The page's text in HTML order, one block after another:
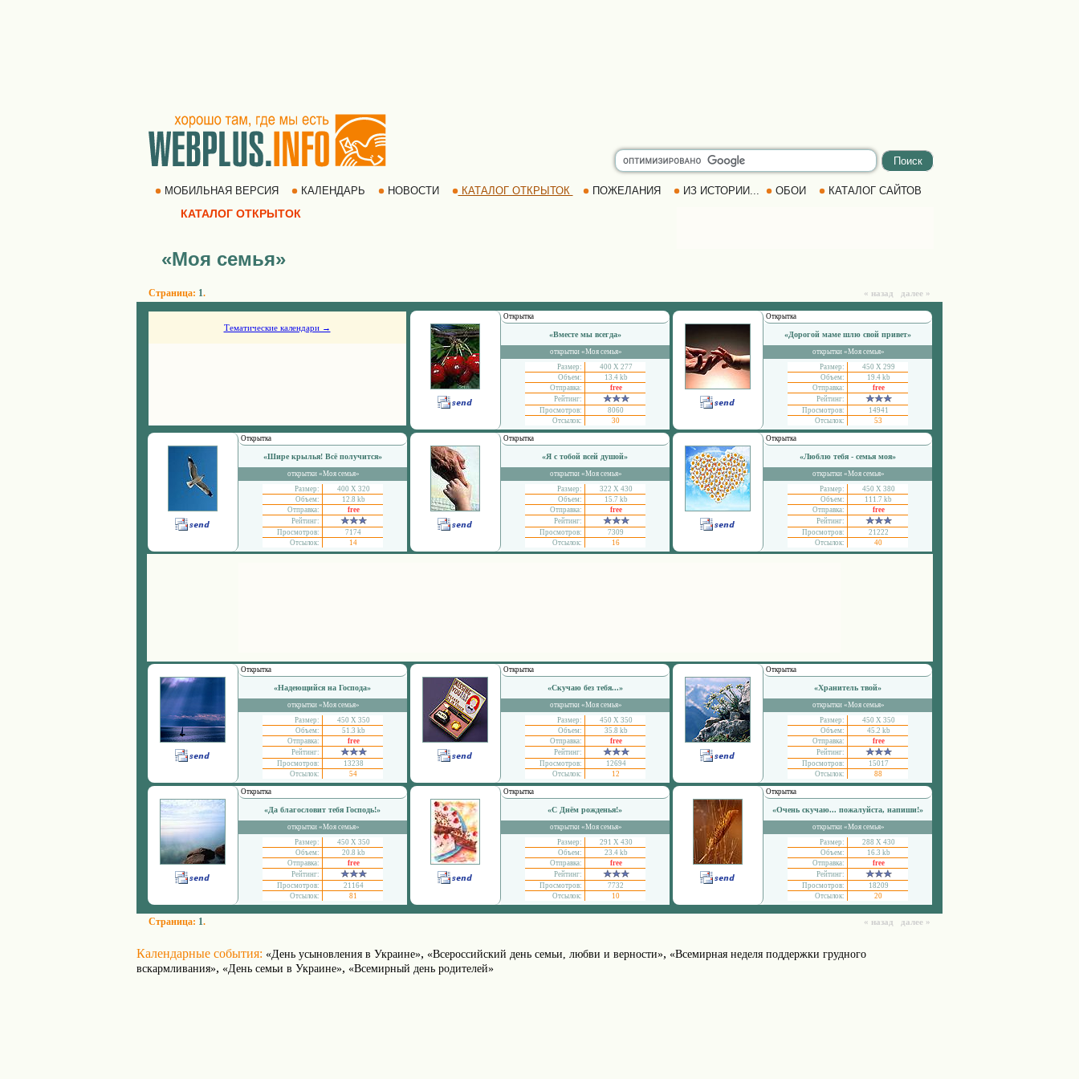
МОБИЛЬНАЯ ВЕРСИЯ КАЛЕНДАРЬ НОВОСТИ КАТАЛОГ ОТКРЫТОК ПОЖЕЛАНИЯ ИЗ ИСТОРИИ... ОБОИ КАТАЛОГ САЙТОВ
КАТАЛОГ ОТКРЫТОК
«Моя семья»
Страница: 1. « назад далее »
Тематические календари →
Открытка
«Вместе мы всегда»
открытки «Моя семья»
Размер:
400 Х 277
Объем:
13.4 kb
Отправка:
free
Рейтинг:
Просмотров:
8060
Отсылок:
30
Открытка
«Дорогой маме шлю свой привет»
открытки «Моя семья»
Размер:
450 Х 299
Объем:
19.4 kb
Отправка:
free
Рейтинг:
Просмотров:
14941
Отсылок:
53
Открытка
«Шире крылья! Всё получится»
открытки «Моя семья»
Размер:
400 Х 320
Объем:
12.8 kb
Отправка:
free
Рейтинг:
Просмотров:
7174
Отсылок:
14
Открытка
«Я с тобой всей душой»
открытки «Моя семья»
Размер:
322 Х 430
Объем:
15.7 kb
Отправка:
free
Рейтинг:
Просмотров:
7309
Отсылок:
16
Открытка
«Люблю тебя - семья моя»
открытки «Моя семья»
Размер:
450 Х 380
Объем:
111.7 kb
Отправка:
free
Рейтинг:
Просмотров:
21222
Отсылок:
40
Открытка
«Надеющийся на Господа»
открытки «Моя семья»
Размер:
450 Х 350
Объем:
51.3 kb
Отправка:
free
Рейтинг:
Просмотров:
13238
Отсылок:
54
Открытка
«Скучаю без тебя...»
открытки «Моя семья»
Размер:
450 Х 350
Объем:
35.8 kb
Отправка:
free
Рейтинг:
Просмотров:
12694
Отсылок:
12
Открытка
«Хранитель твой»
открытки «Моя семья»
Размер:
450 Х 350
Объем:
45.2 kb
Отправка:
free
Рейтинг:
Просмотров:
15017
Отсылок:
88
Открытка
«Да благословит тебя Господь!»
открытки «Моя семья»
Размер:
450 Х 350
Объем:
20.8 kb
Отправка:
free
Рейтинг:
Просмотров:
21164
Отсылок:
81
Открытка
«С Днём рожденья!»
открытки «Моя семья»
Размер:
291 Х 430
Объем:
23.4 kb
Отправка:
free
Рейтинг:
Просмотров:
7732
Отсылок:
10
Открытка
«Очень скучаю... пожалуйста, напиши!»
открытки «Моя семья»
Размер:
288 Х 430
Объем:
16.3 kb
Отправка:
free
Рейтинг:
Просмотров:
18209
Отсылок:
20
Страница: 1. « назад далее »
Календарные события: «День усыновления в Украине», «Всероссийский день семьи, любви и верности», «Всемирная неделя поддержки грудного
вскармливания», «День семьи в Украине», «Всемирный день родителей»